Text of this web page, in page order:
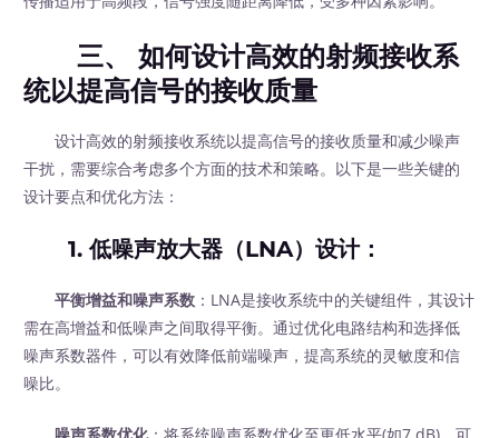
三、 如何设计高效的射频接收系
统以提高信号的接收质量
设计高效的射频接收系统以提高信号的接收质量和减少噪声
干扰，需要综合考虑多个方面的技术和策略。以下是一些关键的
设计要点和优化方法：
1.低噪声放大器（LNA）设计：
平衡增益和噪声系数 ：LNA是接收系统中的关键组件，其设计
需在高增益和低噪声之间取得平衡。通过优化电路结构和选择低
噪声系数器件，可以有效降低前端噪声，提高系统的灵敏度和信
噪比。